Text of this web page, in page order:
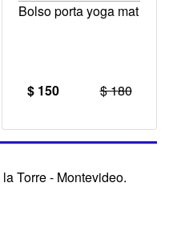
Bolso porta yoga mat
$ 150 $ 180
Torre - Montevideo.